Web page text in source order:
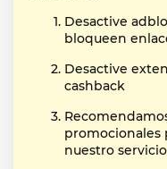
Desactive
bloqueen
Desactive
cashback
promocionales
nuestro servicio